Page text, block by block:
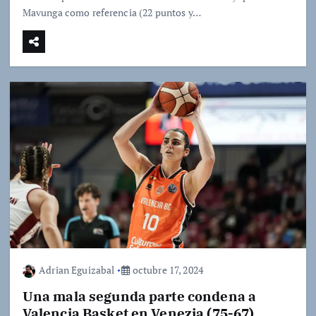
Mavunga como referencia (22 puntos y…
Adrian Eguizabal octubre 17, 2024
Una mala segunda parte condena a